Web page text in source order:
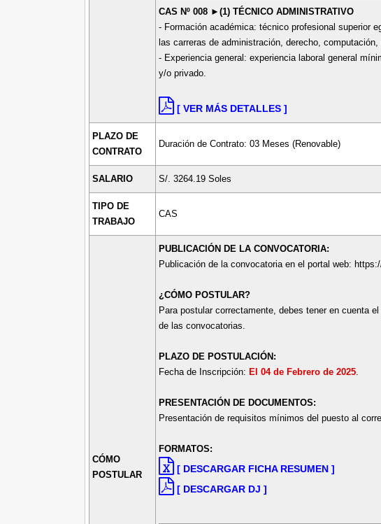
CAS Nº 008 ►(1) TÉCNICO ADMINISTRATIVO
- Formación académica: técnico profesional superior
las carreras de administración, derecho,
- Experiencia general: experiencia laboral general
y/o privado.
[ VER MÁS DETALLES ]
PLAZO DE
CONTRATO
Duración de Contrato: 03 Meses (Renovable)
SALARIO S/. 3264.19 Soles
TIPO DE
TRABAJO
CAS
CÓMO
POSTULAR
PUBLICACIÓN DE LA CONVOCATORIA:
Publicación de la convocatoria en el portal web:
¿CÓMO POSTULAR?
Para postular correctamente, debes tener en cuenta
de las convocatorias.
PLAZO DE POSTULACIÓN:
Fecha de Inscripción: El 04 de Febrero de 2025
PRESENTACIÓN DE DOCUMENTOS:
Presentación de requisitos mínimos del puesto al
FORMATOS:
[ DESCARGAR FICHA RESUMEN ]
[ DESCARGAR DJ ]